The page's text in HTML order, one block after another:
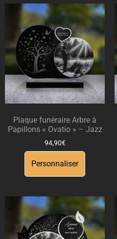
Plaque funéraire Arbre à
Papillons « Ovatio » – Jazz
94,90€
Personnaliser